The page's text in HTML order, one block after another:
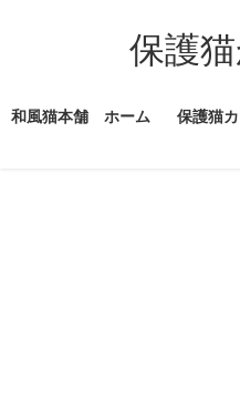
ツ
シ
保護
和風猫本舗 ホーム 保護猫